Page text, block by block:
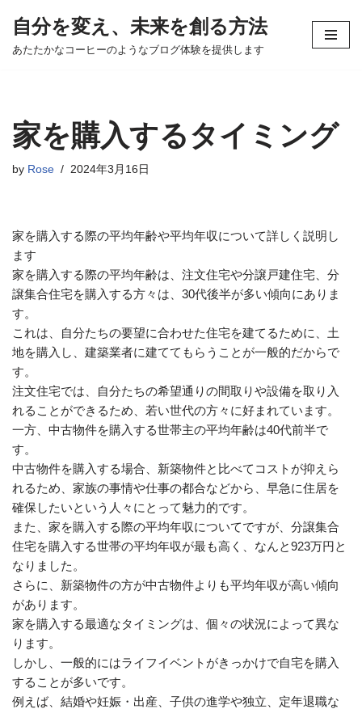
コ
ツ
へ
キ
自分を変え、未来を創る方法
あたたかなコーヒーのようなブログ体験を提供します
家を購入するタイミング
by Rose 2024年3月16日
家を購入する際の平均年齢や平均年収について詳しく説明し
ます
家を購入する際の平均年齢は、注文住宅や分譲戸建住宅、分
譲集合住宅を購入する方々は、30代後半が多い傾向にありま
す。
これは、自分たちの要望に合わせた住宅を建てるために、土
地を購入し、建築業者に建ててもらうことが一般的だからで
す。
注文住宅では、自分たちの希望通りの間取りや設備を取り入
れることができるため、若い世代の方々に好まれています。
一方、中古物件を購入する世帯主の平均年齢は40代前半で
す。
中古物件を購入する場合、新築物件と比べてコストが抑えら
れるため、家族の事情や仕事の都合などから、早急に住居を
確保したいという人々にとって魅力的です。
また、家を購入する際の平均年収についてですが、分譲集合
住宅を購入する世帯の平均年収が最も高く、なんと923万円と
なりました。
さらに、新築物件の方が中古物件よりも平均年収が高い傾向
があります。
家を購入する最適なタイミングは、個々の状況によって異な
ります。
しかし、一般的にはライフイベントがきっかけで自宅を購入
することが多いです。
例えば、結婚や妊娠・出産、子供の進学や独立、定年退職な